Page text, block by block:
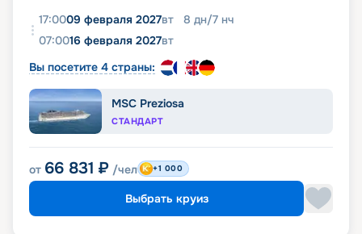
17:0009 февраля 2027вт 8 дн/7 нч
07:0016 февраля 2027вт
Вы посетите 4 страны:
MSC Preziosa
СТАНДАРТ
от 66 831 ₽ /чел +1 000
Выбрать круиз